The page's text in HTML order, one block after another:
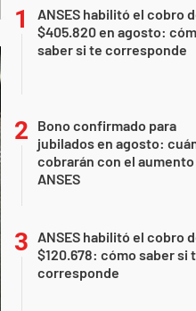
ANSES habilitó el cobro
$405.820 en agosto:
saber si te corresponde
Bono confirmado para
jubilados en agosto:
cobrarán con el aumento
ANSES
ANSES habilitó el cobro
$120.678: cómo saber si
corresponde